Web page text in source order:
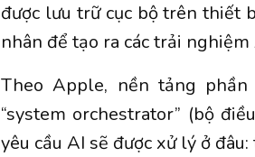
được lưu trữ cục bộ trên thiết
nhân để tạo ra các trải
Theo Apple, nền tảng
“system orchestrator” (bộ
yêu cầu AI sẽ được xử lý ở